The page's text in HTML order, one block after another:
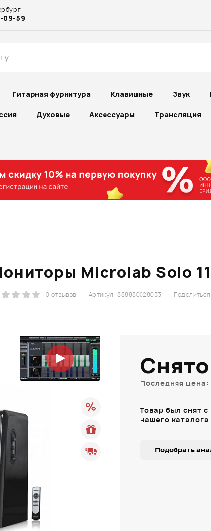
09-59
Гитарная фурнитура Клавишные Звук
Духовые Аксессуары Трансляция
Microlab Solo 11
Поделиться
Артикул: 888880028033
0 отзывов
Последняя цена:
Товар был снят
нашего каталога
Подобрать